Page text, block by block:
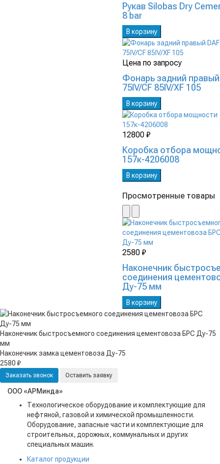
Рукав Silobas Dry
8 bar
В корзину
Цена по запросу
Фонарь задний правый
75IV/CF 85IV/XF 105
В корзину
12800 ₽
Коробка отбора
157к-4206008
В корзину
Просмотренные товары
2580 ₽
Наконечник
соединения
Ду-75 мм
В корзину
Наконечник быстросъемного соединения цементовоза БРС Ду-75
мм
Наконечник замка цементовоза Ду-75
2580 ₽
Заказать звонок Оставить заявку
ООО «АРМинда»
Технологическое оборудование и комплектующие для
нефтяной, газовой и химической промышленности.
Оборудование, запасные части и комплектующие для
строительных, дорожных, коммунальных и других
специальных машин.
Каталог продукции